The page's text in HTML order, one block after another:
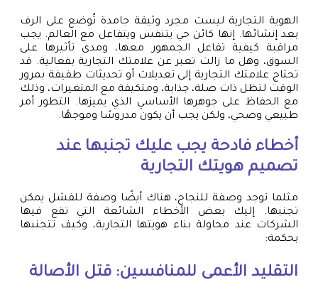
الهوية التجارية ليست مجرد وثيقة جامدة تُوضع على الرف
بعد إنشائها. إنها كائن حي يتنفس ويتفاعل مع العالم. يجب
مراقبة كيفية تفاعل الجمهور معها، ومدى تأثيرها على
السوق، وهل ما زالت تعبر عن علامتك التجارية بفعالية. قد
تحتاج علامتك التجارية إلى تعديلات أو تحديثات طفيفة بمرور
الوقت لتظل ذات صلة، جذابة، ومتكيفة مع المتغيرات، وذلك
مع الحفاظ على جوهرها الأساسي الذي يميزها. التطور أمر
طبيعي وصحي، ولكن يجب أن يكون مدروسًا وموجهًا.
أخطاء فادحة يجب عليك تجنبها عند
تصميم هويتك التجارية
مثلما توجد وصفة للنجاح، هناك أيضًا وصفة للفشل يمكن
تجنبها. إليك بعض الأخطاء الشائعة التي تقع فيها
الشركات عند محاولة بناء هويتها التجارية، وكيف تتجنبها
بحكمة:
التقليد الأعمى للمنافسين: قتل الأصالة